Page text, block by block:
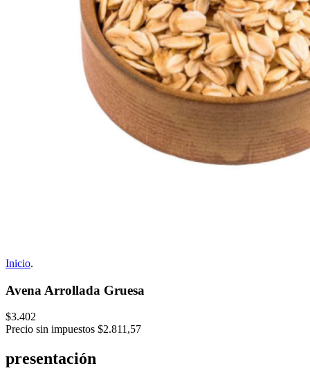
Inicio.
Avena Arrollada Gruesa
$3.402
Precio sin impuestos $2.811,57
presentación